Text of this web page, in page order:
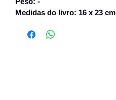
Medidas do livro: 16 x 23 cm